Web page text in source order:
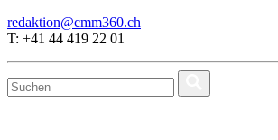
redaktion@cmm360.ch
T: +41 44 419 22 01